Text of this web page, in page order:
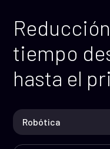
tiempo
hasta el
Robótica